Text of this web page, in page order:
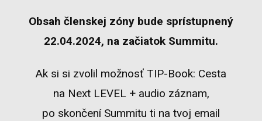
Obsah členskej zóny bude sprístupnený
22.04.2024, na začiatok Summitu.
Ak si si zvolil možnosť TIP-Book: Cesta
na Next LEVEL + audio záznam,
po skončení Summitu ti na tvoj email